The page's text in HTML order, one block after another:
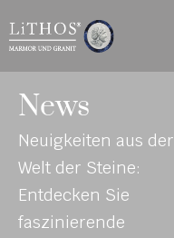
HOME
LIVE CHAT
WARENVERFOLGUNG
ONL
MATERIALIEN
News
Neuigkeiten aus der
Welt der Steine:
Entdecken Sie
faszinierende